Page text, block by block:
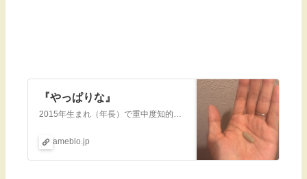
『やっぱりな』
2015年生まれ（年長）で重中度知的障害（IQ36→2020.2診断）を伴う自閉スペクトラム症の娘の日常、あとは母のダイエットや愚痴、就学についてなど色々書い…
ameblo.jp